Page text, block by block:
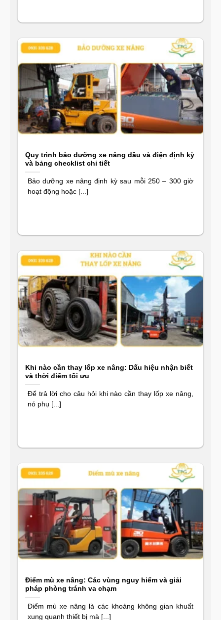
Quy trình bảo dưỡng xe nâng dầu và điện định kỳ
và bảng checklist chi tiết
Bảo dưỡng xe nâng định kỳ sau mỗi 250 – 300 giờ
hoạt động hoặc [...]
Khi nào cần thay lốp xe nâng: Dấu hiệu nhận biết
và thời điểm tối ưu
Để trả lời cho câu hỏi khi nào cần thay lốp xe nâng,
nó phụ [...]
Điểm mù xe nâng: Các vùng nguy hiểm và giải
pháp phòng tránh va chạm
Điểm mù xe nâng là các khoảng không gian khuất
xung quanh thiết bị mà [...]